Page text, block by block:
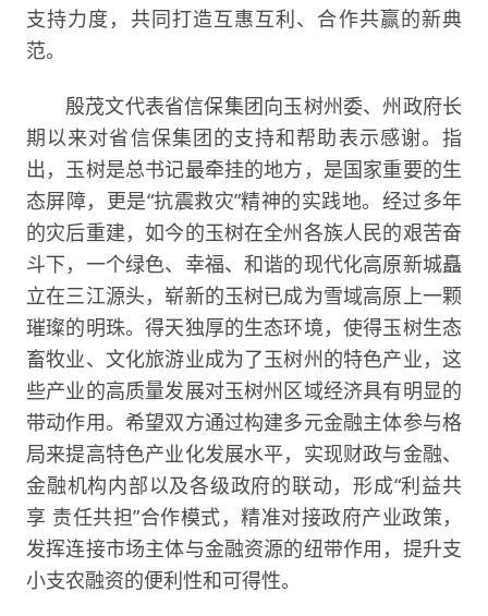
支持力度，共同打造互惠互利、合作共赢的新典
范。
殷茂文代表省信保集团向玉树州委、州政府长
期以来对省信保集团的支持和帮助表示感谢。指
出，玉树是总书记最牵挂的地方，是国家重要的生
态屏障，更是“抗震救灾”精神的实践地。经过多年
的灾后重建，如今的玉树在全州各族人民的艰苦奋
斗下，一个绿色、幸福、和谐的现代化高原新城矗
立在三江源头，崭新的玉树已成为雪域高原上一颗
璀璨的明珠。得天独厚的生态环境，使得玉树生态
畜牧业、文化旅游业成为了玉树州的特色产业，这
些产业的高质量发展对玉树州区域经济具有明显的
带动作用。希望双方通过构建多元金融主体参与格
局来提高特色产业化发展水平，实现财政与金融、
金融机构内部以及各级政府的联动，形成“利益共
享 责任共担”合作模式，精准对接政府产业政策，
发挥连接市场主体与金融资源的纽带作用，提升支
小支农融资的便利性和可得性。